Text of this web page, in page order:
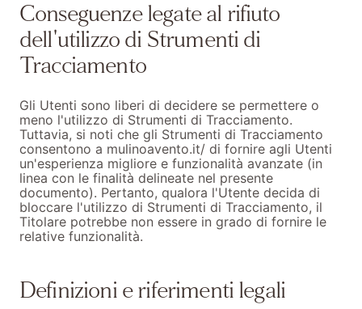
Conseguenze legate al rifiuto
dell'utilizzo di Strumenti di
Tracciamento
Gli Utenti sono liberi di decidere se permettere o
meno l'utilizzo di Strumenti di Tracciamento.
Tuttavia, si noti che gli Strumenti di Tracciamento
consentono a mulinoavento.it/ di fornire agli Utenti
un'esperienza migliore e funzionalità avanzate (in
linea con le finalità delineate nel presente
documento). Pertanto, qualora l'Utente decida di
bloccare l'utilizzo di Strumenti di Tracciamento, il
Titolare potrebbe non essere in grado di fornire le
relative funzionalità.
Definizioni e riferimenti legali